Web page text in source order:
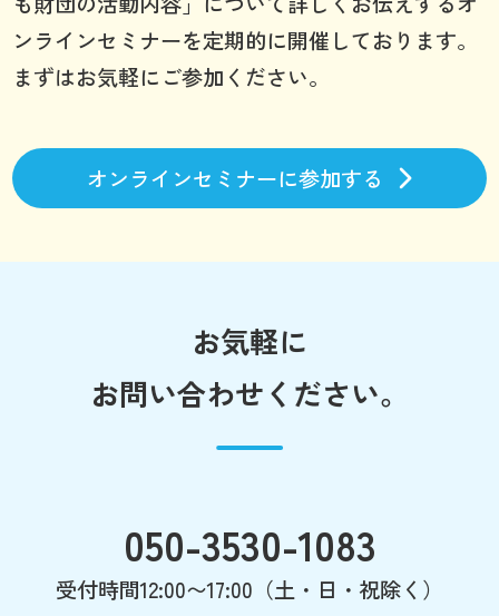
ンラインセミナーを定期的に開催しております。
まずはお気軽にご参加ください。
オンラインセミナーに参加する
お気軽に
お問い合わせください。
050-3530-1083
受付時間12:00〜17:00（土・日・祝除く）